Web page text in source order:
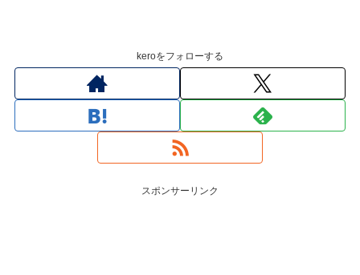
keroをフォローする
スポンサーリンク